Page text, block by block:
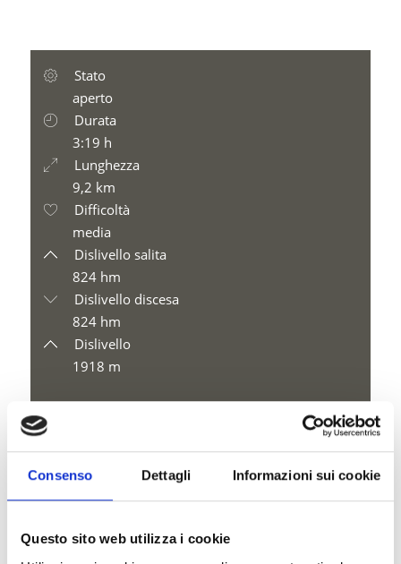
Consenso Dettagli Informazioni sui cookie
Questo sito web utilizza i cookie
Stato
aperto
Durata
3:19 h
Lunghezza
9,2 km
Difficoltà
media
Dislivello salita
824 hm
Dislivello discesa
824 hm
Dislivello
1918 m
scaricare GPX